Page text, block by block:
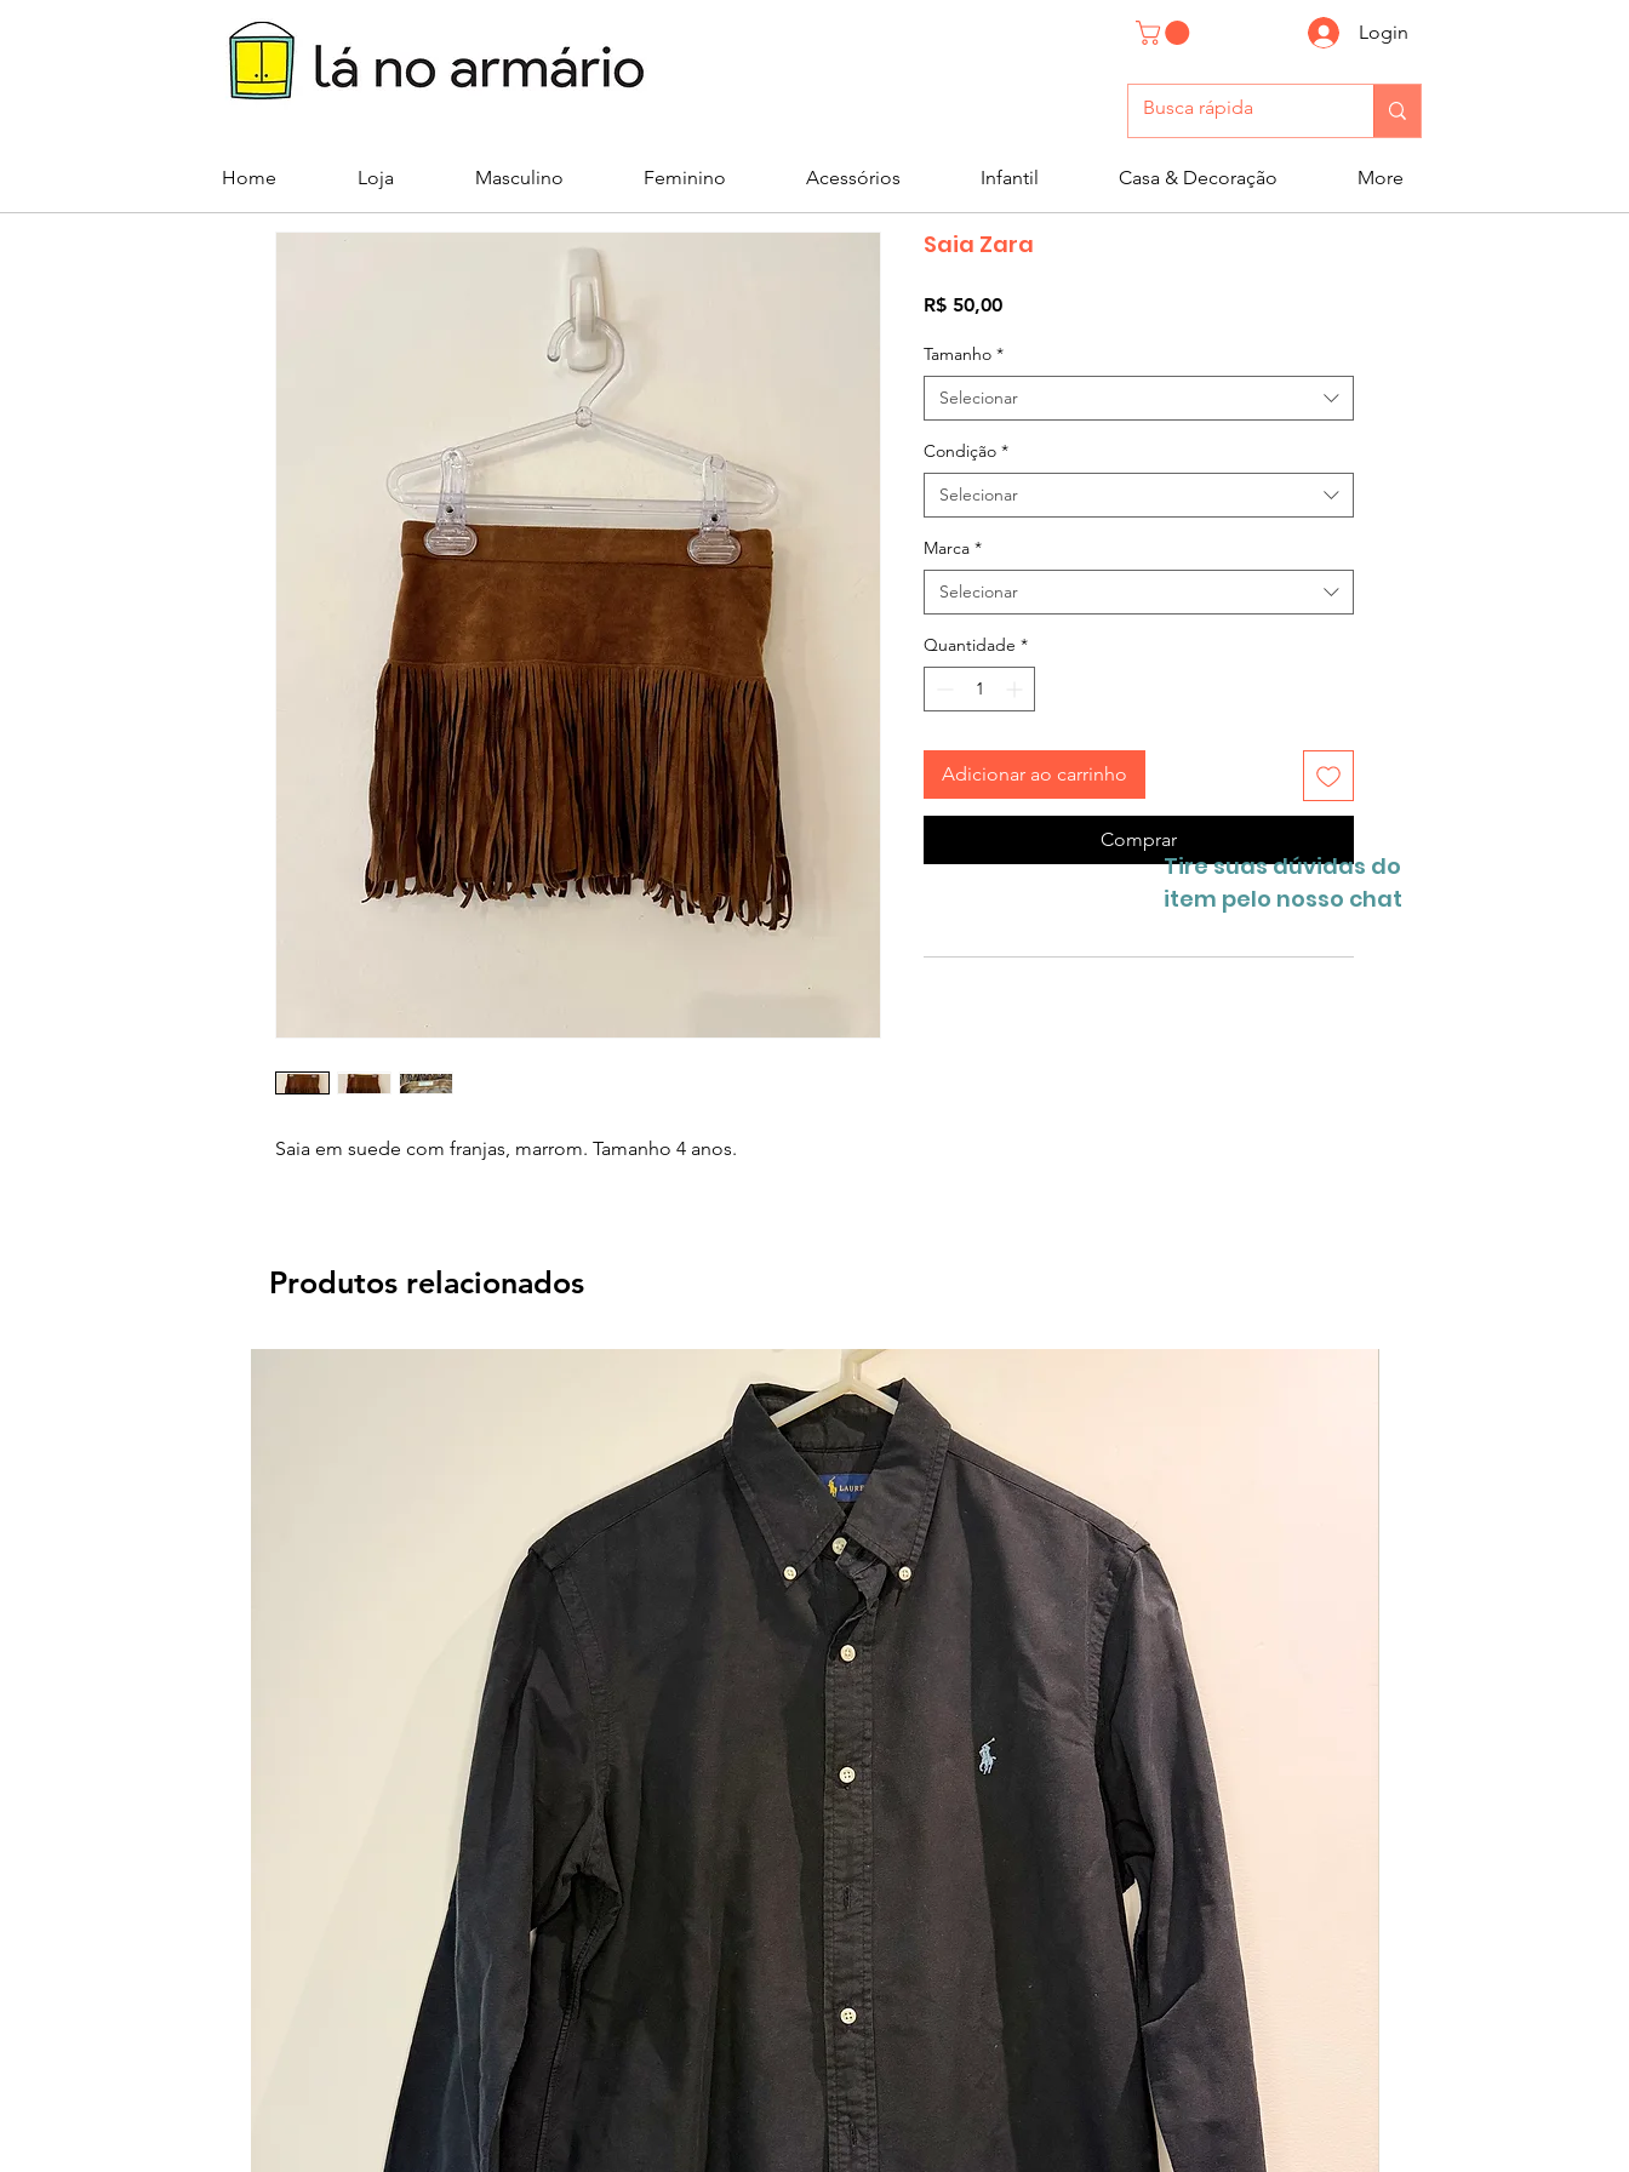
Login
Home Loja Masculino Feminino Acessórios Infantil Casa & Decoração More
Saia em suede com franjas, marrom. Tamanho 4 anos.
Saia Zara
R$ 50,00Preço
Tamanho *
Selecionar
Condição *
Selecionar
Marca *
Selecionar
Quantidade *
Adicionar ao carrinho
Comprar
Tire suas dúvidas do
item pelo nosso chat
Produtos relacionados